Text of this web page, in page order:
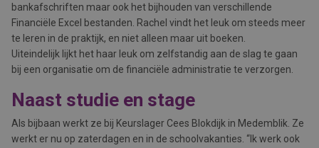
bankafschriften maar ook het bijhouden van verschillende
Financiële Excel bestanden. Rachel vindt het leuk om steeds meer
te leren in de praktijk, en niet alleen maar uit boeken.
Uiteindelijk lijkt het haar leuk om zelfstandig aan de slag te gaan
bij een organisatie om de financiële administratie te verzorgen.
Naast studie en stage
Als bijbaan werkt ze bij Keurslager Cees Blokdijk in Medemblik. Ze
werkt er nu op zaterdagen en in de schoolvakanties. ‘‘Ik werk ook